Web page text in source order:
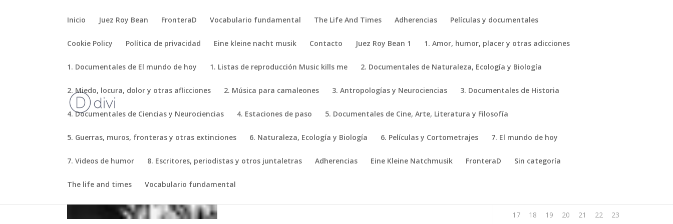
Inicio Juez Roy Bean FronteraD Vocabulario fundamental The Life And Times Adherencias Películas y documentales
Cookie Policy Política de privacidad Eine kleine nacht musik Contacto Juez Roy Bean 1 1. Amor, humor, placer y otras adicciones
1. Documentales de El mundo de hoy 1. Listas de reproducción Music kills me 2. Documentales de Naturaleza, Ecología y Biología
2. Miedo, locura, dolor y otras aflicciones 2. Música para camaleones 3. Antropologías y Neurociencias 3. Documentales de Historia
4. Documentales de Ciencias y Neurociencias 4. Estaciones de paso 5. Documentales de Cine, Arte, Literatura y Filosofía
5. Guerras, muros, fronteras y otras extinciones 6. Naturaleza, Ecología y Biología 6. Películas y Cortometrajes 7. El mundo de hoy
7. Videos de humor 8. Escritores, periodistas y otros juntaletras Adherencias Eine Kleine Natchmusik FronteraD Sin categoría
The life and times Vocabulario fundamental
17 18 19 20 21 22 23